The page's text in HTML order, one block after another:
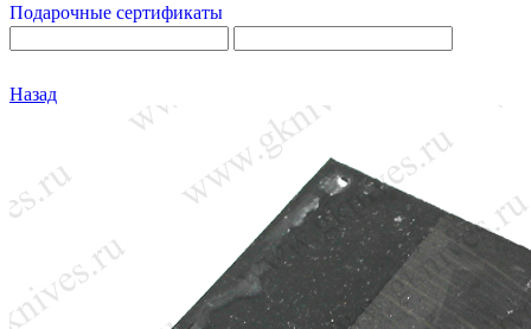
Подарочные сертификаты
Назад